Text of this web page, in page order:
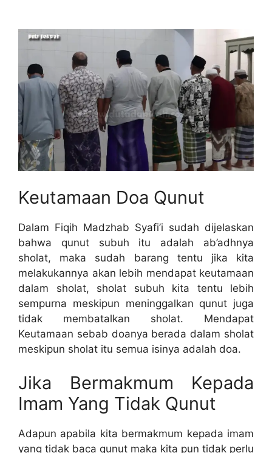
Keutamaan Doa Qunut
Dalam Fiqih Madzhab Syafi’i sudah dijelaskan
bahwa qunut subuh itu adalah ab’adhnya
sholat, maka sudah barang tentu jika kita
melakukannya akan lebih mendapat keutamaan
dalam sholat, sholat subuh kita tentu lebih
sempurna meskipun meninggalkan qunut juga
tidak membatalkan sholat. Mendapat
Keutamaan sebab doanya berada dalam sholat
meskipun sholat itu semua isinya adalah doa.
Jika Bermakmum Kepada
Imam Yang Tidak Qunut
Adapun apabila kita bermakmum kepada imam
yang tidak baca qunut maka kita pun tidak perlu